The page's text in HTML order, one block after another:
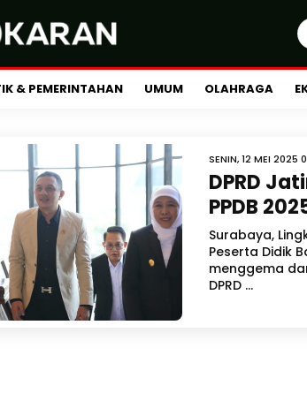
& PEMERINTAHAN UMUM OLAHRAGA
SENIN, 12 MEI 2025
DPRD
PPDB
Surabaya,
Peserta Didik
menggema
DPRD ...